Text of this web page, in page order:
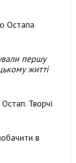
Остапа
першу
житті
Творчі
в